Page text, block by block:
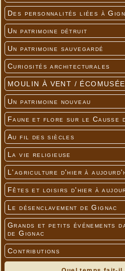
Des personnalités liées à
Un patrimoine détruit
Un patrimoine sauvegardé
Curiosités architecturales
MOULIN À VENT / ÉCOMUSÉE
Un patrimoine nouveau
Faune et flore sur le Causse
Au fil des siècles
La vie religieuse
L'agriculture d'hier à
Fêtes et loisirs d'hier à
Le désenclavement de Gignac
Grands et petits événements
de Gignac
Contributions